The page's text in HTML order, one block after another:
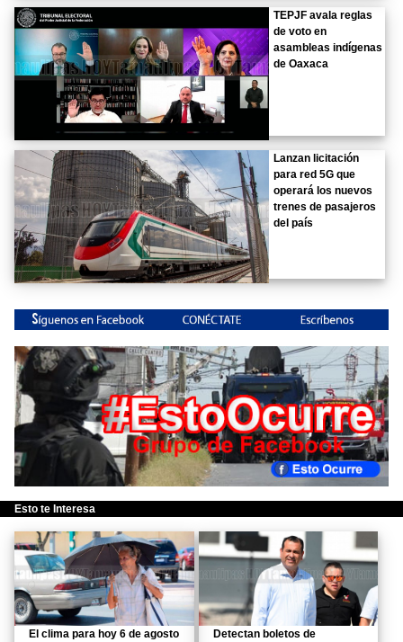
TEPJF avala reglas
de voto en
asambleas indígenas
de Oaxaca
Lanzan licitación
para red 5G que
operará los nuevos
trenes de pasajeros
del país
Esto te Interesa
El clima para hoy 6 de agosto
Detectan boletos de